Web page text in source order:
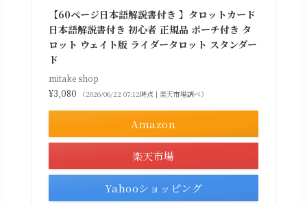
【60ページ日本語解説書付き 】タロットカード
日本語解説書付き 初心者 正規品 ポーチ付き タ
ロット ウェイト版 ライダータロット スタンダー
ド
mitake shop
¥3,080
（2026/06/22 07:12時点 | 楽天市場調べ）
Amazon
楽天市場
Yahooショッピング